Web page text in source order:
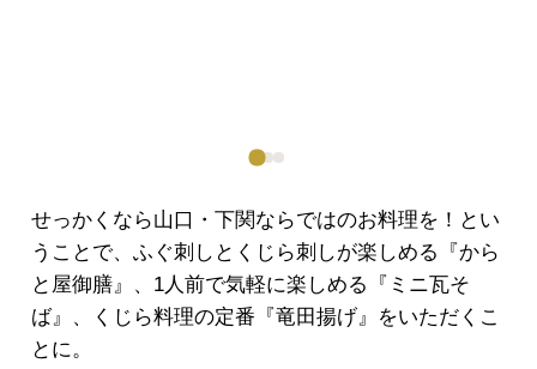
せっかくなら山口・下関ならではのお料理を！とい
うことで、ふぐ刺しとくじら刺しが楽しめる『から
と屋御膳』、1人前で気軽に楽しめる『ミニ瓦そ
ば』、くじら料理の定番『竜田揚げ』をいただくこ
とに。